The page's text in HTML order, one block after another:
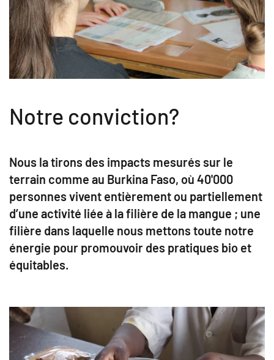
Notre conviction?
Nous la tirons des impacts mesurés sur le
terrain comme au Burkina Faso, où 40'000
personnes vivent entièrement ou partiellement
d’une activité liée à la filière de la mangue ; une
filière dans laquelle nous mettons toute notre
énergie pour promouvoir des pratiques bio et
équitables.